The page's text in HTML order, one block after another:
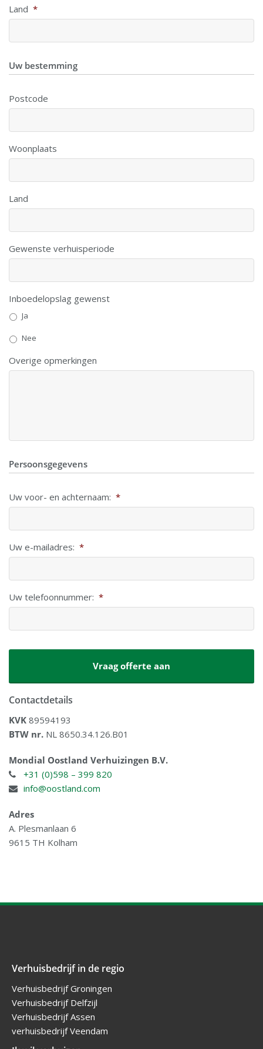
Land *
Uw bestemming
Postcode
Woonplaats
Land
Gewenste verhuisperiode
Inboedelopslag gewenst
Ja
Nee
Overige opmerkingen
Persoonsgegevens
Uw voor- en achternaam: *
Uw e-mailadres: *
Uw telefoonnummer: *
Contactdetails
KVK 89594193
BTW nr. NL 8650.34.126.B01
Mondial Oostland Verhuizingen B.V.
+31 (0)598 – 399 820
info@oostland.com
Adres
A. Plesmanlaan 6
9615 TH Kolham
Verhuisbedrijf in de regio
Verhuisbedrijf Groningen
Verhuisbedrijf Delfzijl
Verhuisbedrijf Assen
verhuisbedrijf Veendam